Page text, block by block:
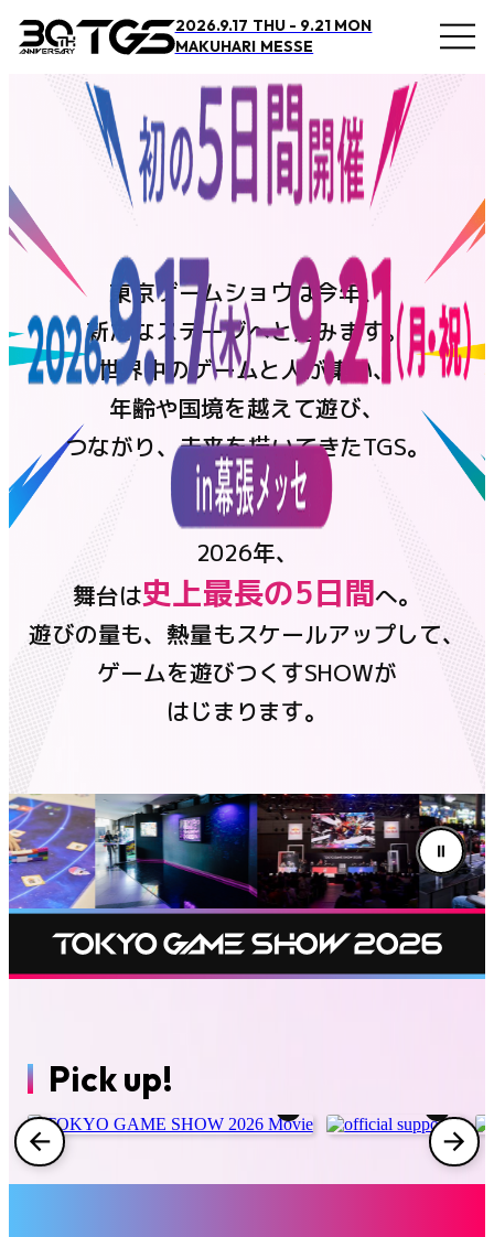
2026.9.17 THU - 9.21 MON
MAKUHARI MESSE
概要・アクセス
アクセス
オフィシャルサポーター
BOOSTERZ
注意事項
FAQ
お問い合わせ
ニュース
公式番組
イベントステージ
公式番組
イベントステージ
フード
グッズ
インフルエンサー/クリエイターラウンジ
インディーゲーム企画
東京ゲームショウは今年、
新たなステージへと進みます。
世界中のゲームと人が集い、
年齢や国境を越えて遊び、
つながり、未来を描いてきたTGS。
2026年、
舞台は史上最長の5日間へ。
遊びの量も、熱量もスケールアップして、
ゲームを遊びつくすSHOWが
はじまります。
Pick up!